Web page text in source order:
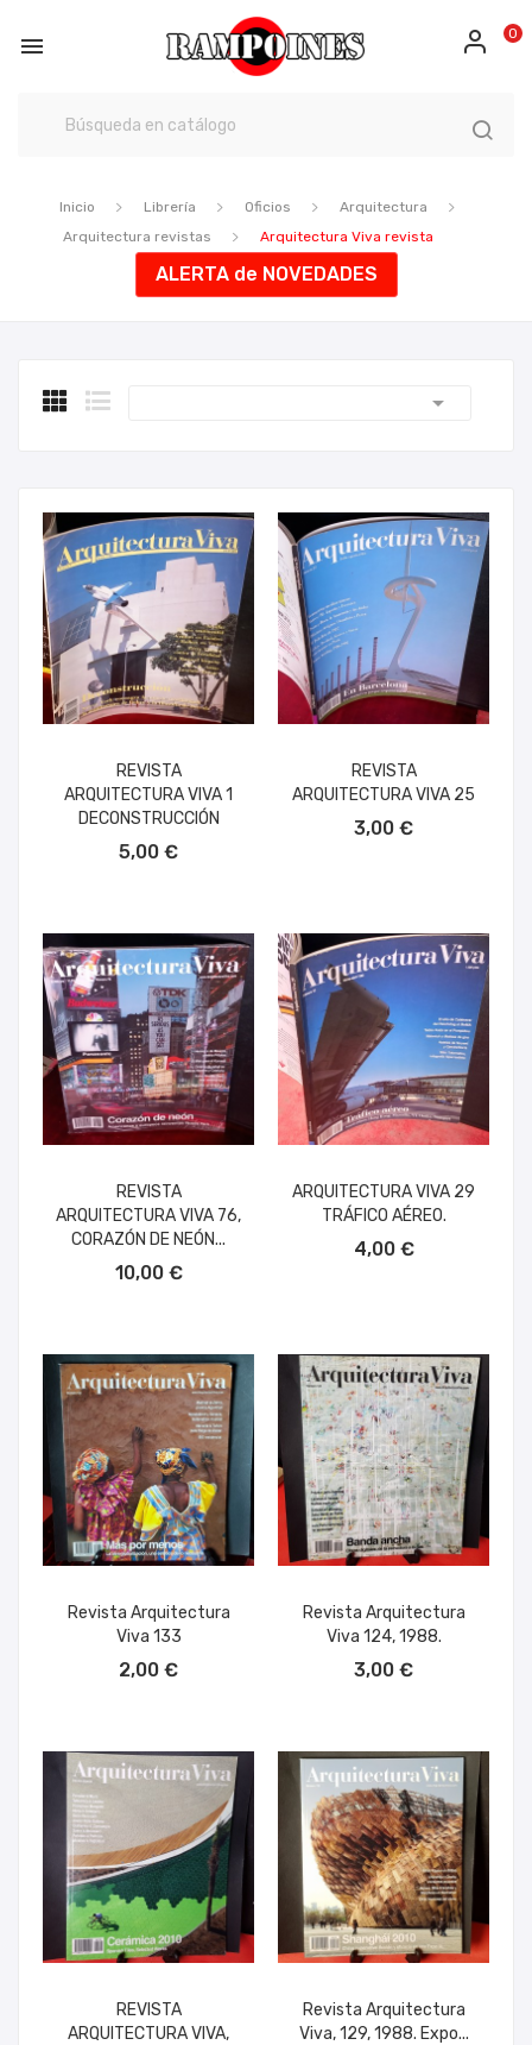
 0
Inicio Librería Oficios
Arquitectura
Arquitectura revistas
Arquitectura Viva revista
ALERTA de NOVEDADES

REVISTA
ARQUITECTURA VIVA 1
DECONSTRUCCIÓN
5,00 €
REVISTA
ARQUITECTURA VIVA 25
3,00 €
REVISTA
ARQUITECTURA VIVA 76,
CORAZÓN DE NEÓN...
10,00 €
ARQUITECTURA VIVA 29
TRÁFICO AÉREO.
4,00 €
Revista Arquitectura
Viva 133
2,00 €
Revista Arquitectura
Viva 124, 1988.
3,00 €
REVISTA
ARQUITECTURA VIVA,
Revista Arquitectura
Viva, 129, 1988. Expo...